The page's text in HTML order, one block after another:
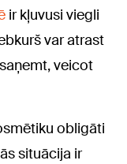
ir kļuvusi viegli
var atrast
veicot
obligāti
situācija ir